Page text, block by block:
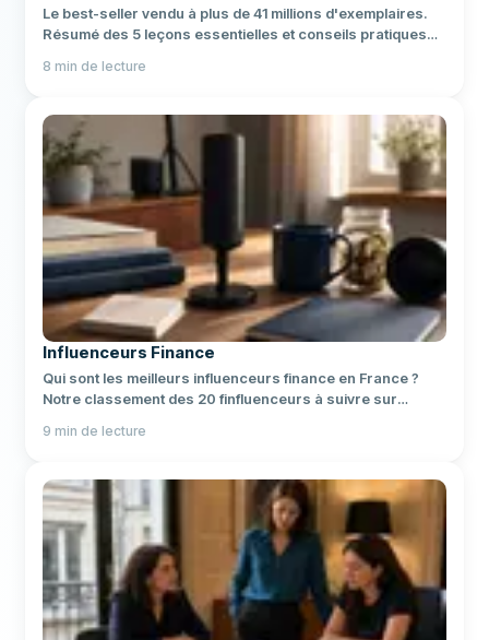
Le best-seller vendu à plus de 41 millions d'exemplaires.
Résumé des 5 leçons essentielles et conseils pratiques
8 min de lecture
Influenceurs Finance
Qui sont les meilleurs influenceurs finance en France ?
Notre classement des 20 finfluenceurs à suivre sur
9 min de lecture